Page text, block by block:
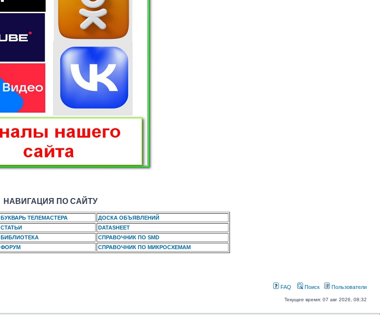
НАВИГАЦИЯ ПО САЙТУ
БУКВАРЬ ТЕЛЕМАСТЕРА
ДОСКА ОБЪЯВЛЕНИЙ
СТАТЬИ
DATASHEET
БИБЛИОТЕКА
СПРАВОЧНИК ПО SMD
ФОРУМ СПРАВОЧНИК ПО МИКРОСХЕМАМ
FAQ Поиск Пользователи
Текущее время: 07 авг 2026, 08:32